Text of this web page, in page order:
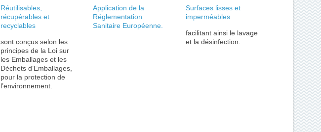
Réutilisables,
récupérables et
recyclables
sont conçus selon les
principes de la Loi sur
les Emballages et les
Déchets d’Emballages,
pour la protection de
l’environnement.
Application de la
Réglementation
Sanitaire Européenne.
Surfaces lisses et
imperméables
facilitant ainsi le lavage
et la désinfection.